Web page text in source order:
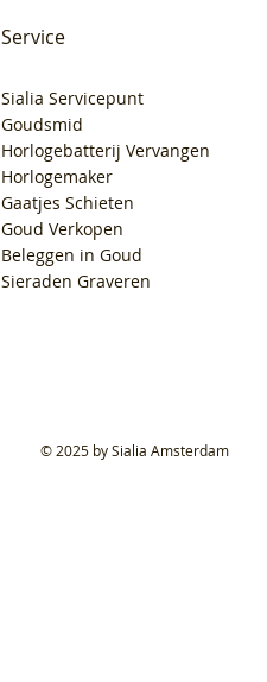
Service
Sialia Servicepunt
Goudsmid
Horlogebatterij Vervangen
Horlogemaker
Gaatjes Schieten
Goud Verkopen
Beleggen in Goud
Sieraden Graveren
© 2025 by Sialia Amsterdam